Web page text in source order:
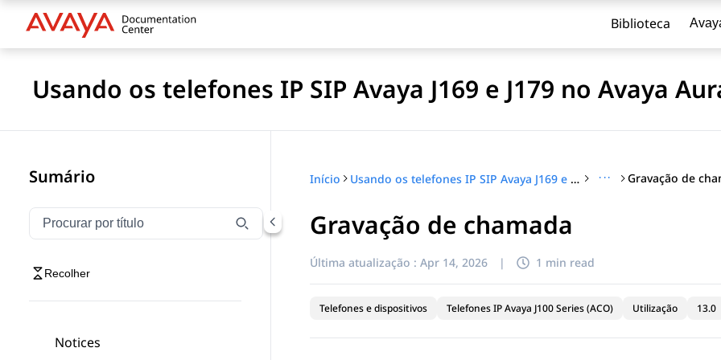
Biblioteca
Usando os telefones IP SIP Avaya J169 e J179 no Avaya
Sumário
Filtrar navegação por título
Digite para filtrar itens de navegação por título
Recolher
Notices
Início Usando os telefones IP SIP Avaya J169 e J179 no Avaya Aura® ··· Gravação de
Gravação de chamada
Última atualização : Apr 14, 2026 | 1 min read
Telefones e dispositivos Telefones IP Avaya J100 Series (ACO) Utilização 13.0